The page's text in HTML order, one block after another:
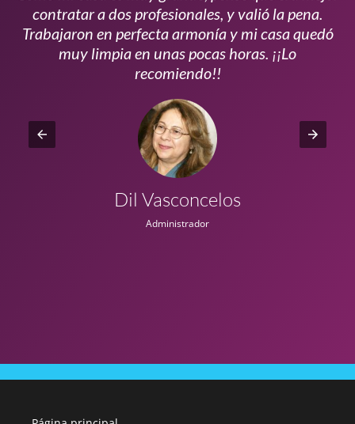
contratar a dos profesionales, y valió la pena.
Trabajaron en perfecta armonía y mi casa quedó
muy limpia en unas pocas horas. ¡¡Lo
recomiendo!!
Dil Vasconcelos
Administrador